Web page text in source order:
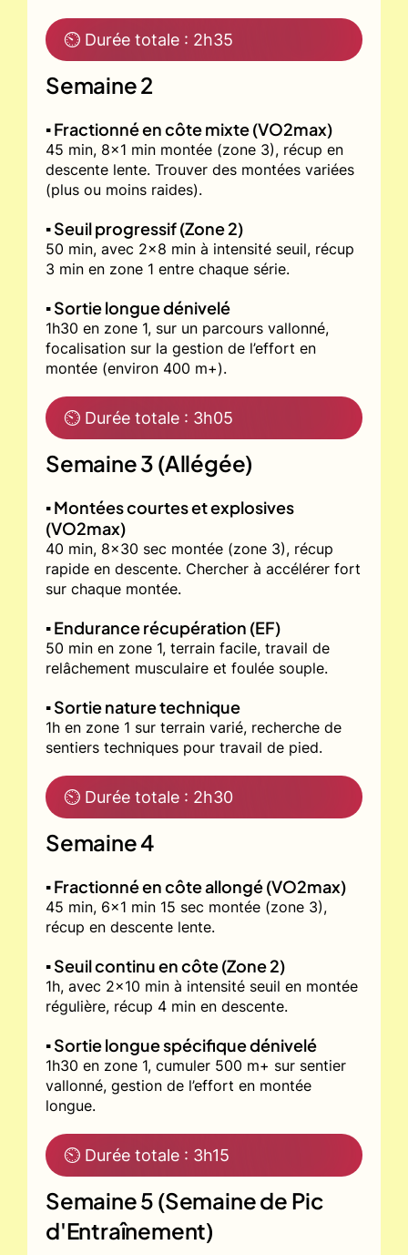
⏲ Durée totale : 2h35
Semaine 2
▪️ Fractionné en côte mixte (VO2max)
45 min, 8x1 min montée (zone 3), récup en
descente lente. Trouver des montées variées
(plus ou moins raides).
▪️ Seuil progressif (Zone 2)
50 min, avec 2x8 min à intensité seuil, récup
3 min en zone 1 entre chaque série.
▪️ Sortie longue dénivelé
1h30 en zone 1, sur un parcours vallonné,
focalisation sur la gestion de l’effort en
montée (environ 400 m+).
⏲ Durée totale : 3h05
Semaine 3 (Allégée)
▪️ Montées courtes et explosives
(VO2max)
40 min, 8x30 sec montée (zone 3), récup
rapide en descente. Chercher à accélérer fort
sur chaque montée.
▪️ Endurance récupération (EF)
50 min en zone 1, terrain facile, travail de
relâchement musculaire et foulée souple.
▪️ Sortie nature technique
1h en zone 1 sur terrain varié, recherche de
sentiers techniques pour travail de pied.
⏲ Durée totale : 2h30
Semaine 4
▪️ Fractionné en côte allongé (VO2max)
45 min, 6x1 min 15 sec montée (zone 3),
récup en descente lente.
▪️ Seuil continu en côte (Zone 2)
1h, avec 2x10 min à intensité seuil en montée
régulière, récup 4 min en descente.
▪️ Sortie longue spécifique dénivelé
1h30 en zone 1, cumuler 500 m+ sur sentier
vallonné, gestion de l’effort en montée
longue.
⏲ Durée totale : 3h15
Semaine 5 (Semaine de Pic
d'Entraînement)